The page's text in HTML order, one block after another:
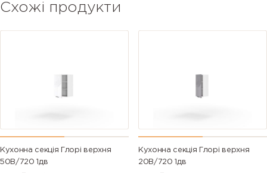
Схожі продукти
Кухонна секція Глорі верхня
50В/720 1дв
Кухонна секція Глорі верхня
20В/720 1дв